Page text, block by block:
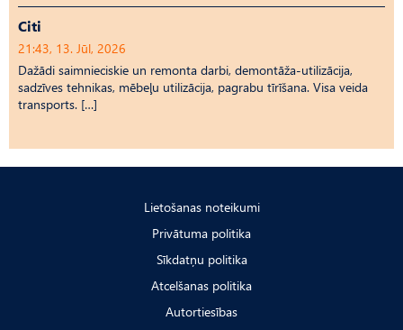
Citi
21:43, 13. Jūl, 2026
Dažādi saimnieciskie un remonta darbi, demontāža-utilizācija,
sadzīves tehnikas, mēbeļu utilizācija, pagrabu tīrīšana. Visa veida
transports. […]
Lietošanas noteikumi
Privātuma politika
Sīkdatņu politika
Atcelšanas politika
Autortiesības